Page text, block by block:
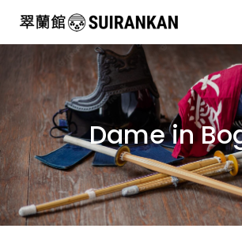
de
inhoud
springen
Dame in